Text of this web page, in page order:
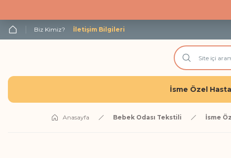
Biz Kimiz? İletişim Bilgileri
İsme Özel
Anasayfa Bebek Odası Tekstili İsme